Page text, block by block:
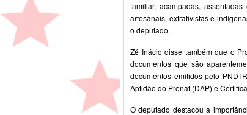
familiar, acampadas,
artesanais, extrativistas e
o deputado.
Zé Inácio disse também que o
documentos que são
documentos emitidos pelo
Aptidão do Pronaf (DAP) e
O deputado destacou a